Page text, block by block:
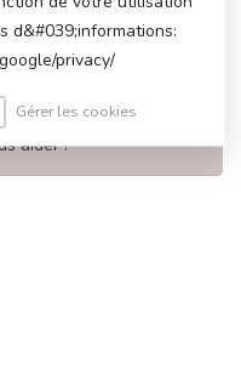
SUR CE
notre service client
+31 40 282 7447
aider !
d&#039;informations:
privacy/
Gérer les cookies